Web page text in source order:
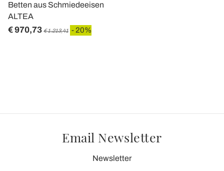
Betten aus Schmiedeeisen
ALTEA
€ 970,73 € 1.213,41 - 20%
Email Newsletter
Newsletter